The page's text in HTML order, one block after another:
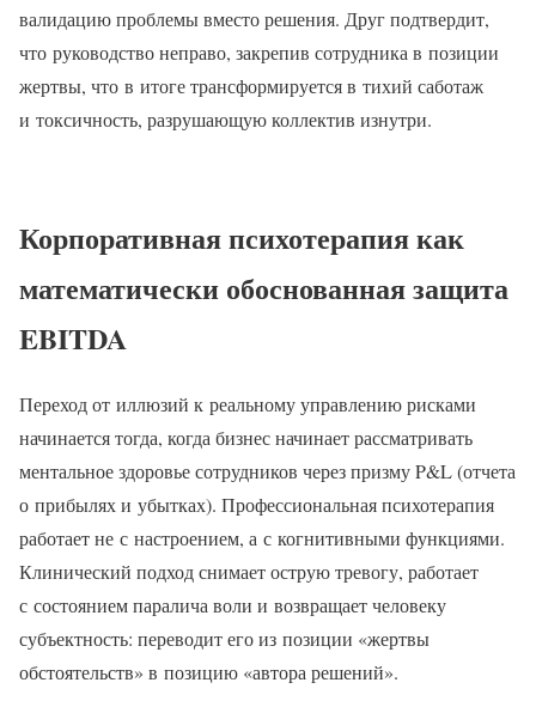
валидацию проблемы вместо решения. Друг подтвердит,
что руководство неправо, закрепив сотрудника в позиции
жертвы, что в итоге трансформируется в тихий саботаж
и токсичность, разрушающую коллектив изнутри.
Корпоративная психотерапия как
математически обоснованная защита
EBITDA
Переход от иллюзий к реальному управлению рисками
начинается тогда, когда бизнес начинает рассматривать
ментальное здоровье сотрудников через призму P&L (отчета
о прибылях и убытках). Профессиональная психотерапия
работает не с настроением, а с когнитивными функциями.
Клинический подход снимает острую тревогу, работает
с состоянием паралича воли и возвращает человеку
субъектность: переводит его из позиции «жертвы
обстоятельств» в позицию «автора решений».